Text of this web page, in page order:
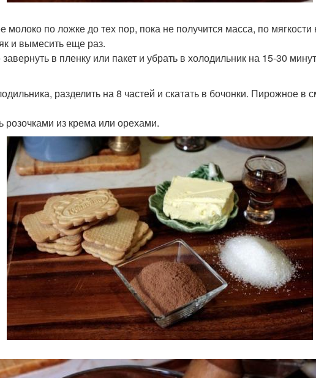
молоко по ложке до тех пор, пока не получится масса, по
и вымесить еще раз.
в пленку или пакет и убрать в холодильник на 15-30
разделить на 8 частей и скатать в бочонки. Пирожное в
розочками из крема или орехами.